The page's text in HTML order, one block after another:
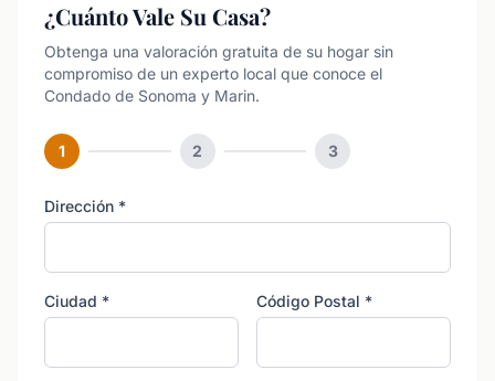
¿Cuánto Vale Su Casa?
Obtenga una valoración gratuita de su hogar sin
compromiso de un experto local que conoce el
Condado de Sonoma y Marin.
1 2 3
Dirección *
Ciudad * Código Postal *